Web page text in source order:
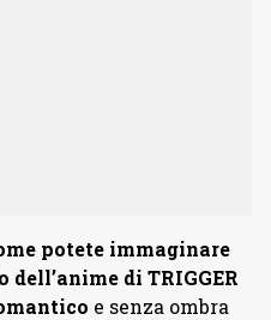
potete immaginare
di TRIGGER
e senza ombra